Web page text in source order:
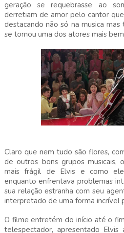
geração se requebrasse ao
derretiam de amor pelo cantor
destacando não só na musica
se tornou uma dos atores mais
Claro que nem tudo são flores,
de outros bons grupos
mais frágil de Elvis e como
enquanto enfrentava problemas
sua relação estranha com seu
interpretado de uma forma incrível
O filme entretém do início até o
telespectador, apresentado